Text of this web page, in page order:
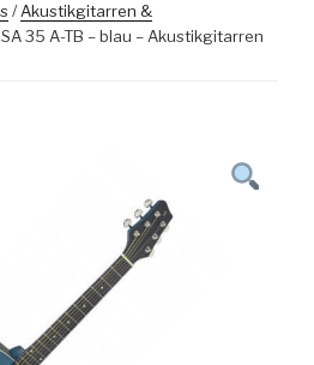
/Akustikgitarren &
35 A-TB – blau – Akustikgitarren